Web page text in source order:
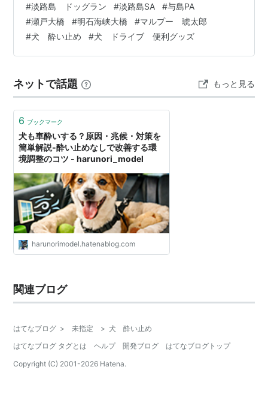
さいね。 そんな中、新型コロナウイルスが5類に移行し
たこともあり、先日、4年ぶりに香川に帰省してきまし
た。 ◆愛犬とのロングドライブの注意点 早朝に出発し、
夜遅くに帰ってくる弾丸帰省だったので、琥太郎の物を
＞ ・当日のご飯と予備のご飯 いざと…
#淡路島 ドッグラン #淡路島SA #与島PA
#瀬戸大橋 #明石海峡大橋 #マルプー 琥太郎
#犬 酔い止め #犬 ドライブ 便利グッズ
ネットで話題 もっと見る
6 ブックマーク
犬も車酔いする？原因・兆候・対策を
簡単解説-酔い止めなしで改善する環
境調整のコツ - harunori_model
harunorimodel.hatenablog.com
関連ブログ
はてなブログ > 未指定 > 犬 酔い止め
はてなブログ タグとは
ヘルプ 開発ブログ
はてなブログトップ
Copyright (C) 2001-2026 Hatena.